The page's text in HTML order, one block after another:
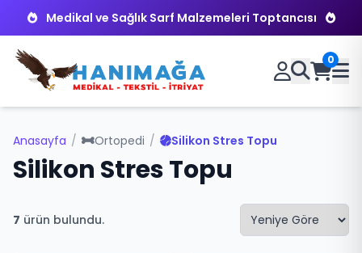
Medikal ve Sağlık Sarf Malzemeleri Toptancısı
0
Anasayfa / Ortopedi / Silikon Stres Topu
Silikon Stres Topu
7 ürün bulundu.